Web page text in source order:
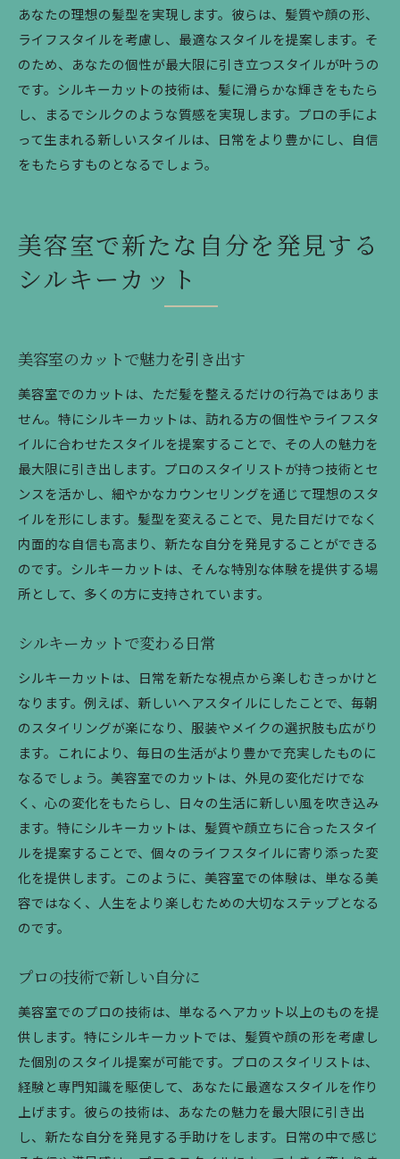
あなたの理想の髪型を実現します。彼らは、髪質や顔の形、
ライフスタイルを考慮し、最適なスタイルを提案します。そ
のため、あなたの個性が最大限に引き立つスタイルが叶うの
です。シルキーカットの技術は、髪に滑らかな輝きをもたら
し、まるでシルクのような質感を実現します。プロの手によ
って生まれる新しいスタイルは、日常をより豊かにし、自信
をもたらすものとなるでしょう。
美容室で新たな自分を発見する
シルキーカット
美容室のカットで魅力を引き出す
美容室でのカットは、ただ髪を整えるだけの行為ではありま
せん。特にシルキーカットは、訪れる方の個性やライフスタ
イルに合わせたスタイルを提案することで、その人の魅力を
最大限に引き出します。プロのスタイリストが持つ技術とセ
ンスを活かし、細やかなカウンセリングを通じて理想のスタ
イルを形にします。髪型を変えることで、見た目だけでなく
内面的な自信も高まり、新たな自分を発見することができる
のです。シルキーカットは、そんな特別な体験を提供する場
所として、多くの方に支持されています。
シルキーカットで変わる日常
シルキーカットは、日常を新たな視点から楽しむきっかけと
なります。例えば、新しいヘアスタイルにしたことで、毎朝
のスタイリングが楽になり、服装やメイクの選択肢も広がり
ます。これにより、毎日の生活がより豊かで充実したものに
なるでしょう。美容室でのカットは、外見の変化だけでな
く、心の変化をもたらし、日々の生活に新しい風を吹き込み
ます。特にシルキーカットは、髪質や顔立ちに合ったスタイ
ルを提案することで、個々のライフスタイルに寄り添った変
化を提供します。このように、美容室での体験は、単なる美
容ではなく、人生をより楽しむための大切なステップとなる
のです。
プロの技術で新しい自分に
美容室でのプロの技術は、単なるヘアカット以上のものを提
供します。特にシルキーカットでは、髪質や顔の形を考慮し
た個別のスタイル提案が可能です。プロのスタイリストは、
経験と専門知識を駆使して、あなたに最適なスタイルを作り
上げます。彼らの技術は、あなたの魅力を最大限に引き出
し、新たな自分を発見する手助けをします。日常の中で感じ